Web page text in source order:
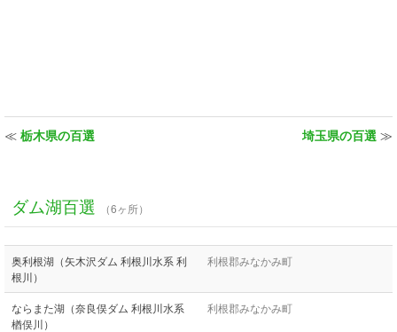
≪ 栃木県の百選 埼玉県の百選 ≫
ダム湖百選 （6ヶ所）
奥利根湖（矢木沢ダム 利根川水系 利
根川）
利根郡みなかみ町
ならまた湖（奈良俣ダム 利根川水系
楢俣川）
利根郡みなかみ町